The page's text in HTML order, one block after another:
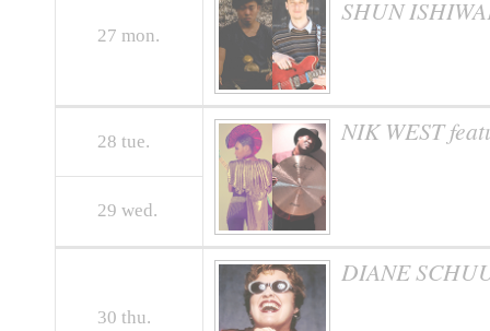
27 mon.
SHUN
28 tue. NIK WEST
29 wed.
30 thu.
DIANE